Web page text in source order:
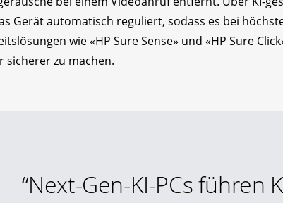
Gerät automatisch reguliert, sodass es bei
wie «HP Sure Sense» und «HP Sure
sicherer zu machen.
“Next-Gen-KI-PCs führen